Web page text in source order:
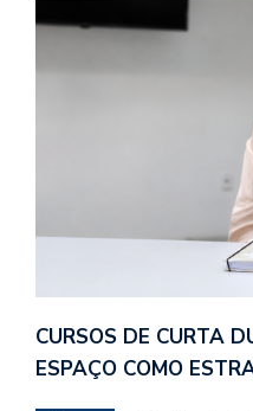
CURSOS DE CURTA
ESPAÇO COMO